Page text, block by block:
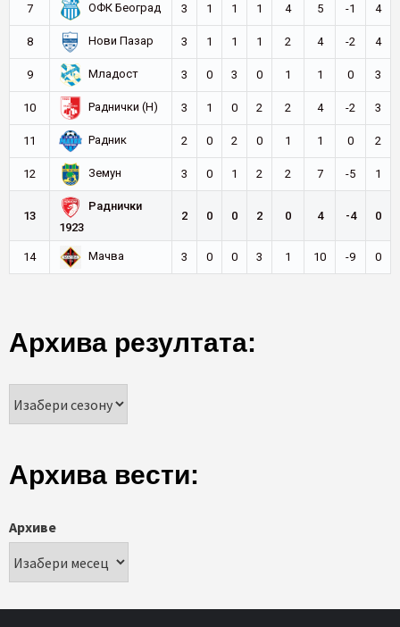
7 ОФК Београд 3 1 1 1 4 5 -1 4
8 Нови Пазар 3 1 1 1 2 4 -2 4
9 Младост 3 0 3 0 1 1 0 3
10 Раднички (Н) 3 1 0 2 2 4 -2 3
11 Радник 2 0 2 0 1 1 0 2
12 Земун 3 0 1 2 2 7 -5 1
13
Раднички
1923
2 0 0 2 0 4 -4 0
14 Мачва 3 0 0 3 1 10 -9 0
Архива резултата:
Архива вести:
Архиве